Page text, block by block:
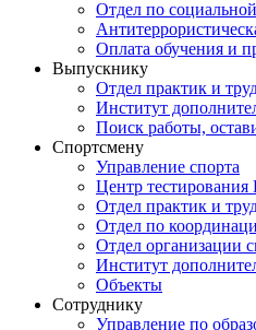
Отдел по
Оплата обучения и
Выпускнику
Отдел практик и
Институт
Поиск работы,
Спортсмену
Управление спорта
Центр
Отдел практик и
Отдел по
Отдел организации
Институт
Объекты
Сотруднику
Управление по